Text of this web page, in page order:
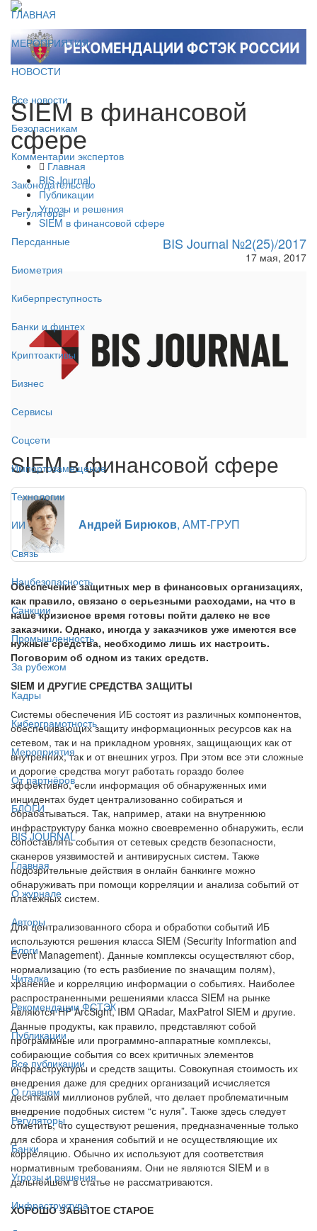
ГЛАВНАЯ
МЕРОПРИЯТИЯ
НОВОСТИ
Все новости
Безопасникам
Комментарии экспертов
Законодательство
Регуляторы
Персданные
Биометрия
Киберпреступность
Банки и финтех
Криптоактивы
Бизнес
Сервисы
Соцсети
Импортозамещение
Технологии
ИИ
Связь
Нацбезопасность
Санкции
Промышленность
За рубежом
Кадры
Киберграмотность
Мероприятия
От партнёров
БЛОГИ
BIS JOURNAL
Главная
О журнале
Авторы
Блоги
Читалка
Рекомендации ФСТЭК
Публикации
Все публикации
О главном
Регуляторы
Банки
Угрозы и решения
Инфраструктура
SIEM в финансовой
сфере
Главная
BIS Journal
Публикации
Угрозы и решения
SIEM в финансовой сфере
BIS Journal №2(25)/2017
17 мая, 2017
SIEM в финансовой сфере
Андрей Бирюков, АМТ-ГРУП
Обеспечение защитных мер в финансовых организациях,
как правило, связано с серьезными расходами, на что в
наше кризисное время готовы пойти далеко не все
заказчики. Однако, иногда у заказчиков уже имеются все
нужные средства, необходимо лишь их настроить.
Поговорим об одном из таких средств.
SIEM И ДРУГИЕ СРЕДСТВА ЗАЩИТЫ
Системы обеспечения ИБ состоят из различных компонентов,
обеспечивающих защиту информационных ресурсов как на
сетевом, так и на прикладном уровнях, защищающих как от
внутренних, так и от внешних угроз. При этом все эти сложные
и дорогие средства могут работать гораздо более
эффективно, если информация об обнаруженных ими
инцидентах будет централизованно собираться и
обрабатываться. Так, например, атаки на внутреннюю
инфраструктуру банка можно своевременно обнаружить, если
сопоставлять события от сетевых средств безопасности,
сканеров уязвимостей и антивирусных систем. Также
подозрительные действия в онлайн банкинге можно
обнаруживать при помощи корреляции и анализа событий от
платежных систем.
Для централизованного сбора и обработки событий ИБ
используются решения класса SIEM (Security Information and
Event Management). Данные комплексы осуществляют сбор,
нормализацию (то есть разбиение по значащим полям),
хранение и корреляцию информации о событиях. Наиболее
распространенными решениями класса SIEM на рынке
являются HP ArcSight, IBM QRadar, MaxPatrol SIEM и другие.
Данные продукты, как правило, представляют собой
программные или программно-аппаратные комплексы,
собирающие события со всех критичных элементов
инфраструктуры и средств защиты. Совокупная стоимость их
внедрения даже для средних организаций исчисляется
десятками миллионов рублей, что делает проблематичным
внедрение подобных систем “с нуля”. Также здесь следует
отметить, что существуют решения, предназначенные только
для сбора и хранения событий и не осуществляющие их
корреляцию. Обычно их используют для соответствия
нормативным требованиям. Они не являются SIEM и в
дальнейшем в статье не рассматриваются.
ХОРОШО ЗАБЫТОЕ СТАРОЕ